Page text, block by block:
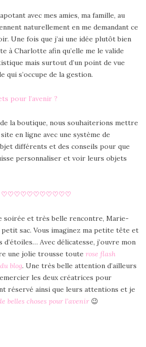
avec mes amies, ma famille, au
naturellement en me demandant ce
Une fois que j’ai une idée plutôt bien
à Charlotte afin qu’elle me le valide
mais surtout d’un point de vue
qui s’occupe de la gestion.
pour l’avenir ?
la boutique, nous souhaiterions mettre
en ligne avec une système de
différents et des conseils pour que
personnaliser et voir leurs objets
♡♡♡♡♡♡♡♡♡♡♡
soirée et très belle rencontre, Marie-
sac. Vous imaginez ma petite tête et
Avec délicatesse, j’ouvre mon
une jolie trousse toute rose flash
blog. Une très belle attention d’ailleurs
les deux créatrices pour
réservé ainsi que leurs attentions et je
belles choses pour l’avenir😉